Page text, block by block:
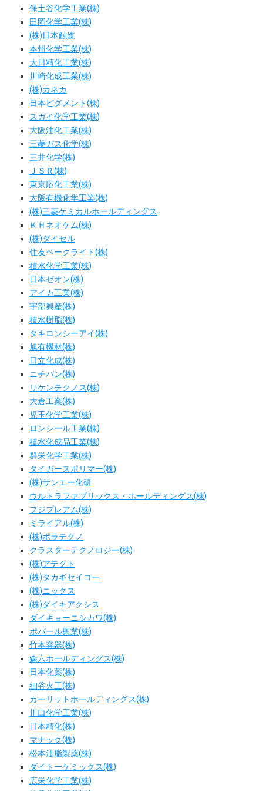
保土谷化学工業(株)
田岡化学工業(株)
(株)日本触媒
本州化学工業(株)
大日精化工業(株)
川崎化成工業(株)
(株)カネカ
日本ピグメント(株)
スガイ化学工業(株)
大阪油化工業(株)
三菱ガス化学(株)
三井化学(株)
ＪＳＲ(株)
東京応化工業(株)
大阪有機化学工業(株)
(株)三菱ケミカルホールディングス
ＫＨネオケム(株)
(株)ダイセル
住友ベークライト(株)
積水化学工業(株)
日本ゼオン(株)
アイカ工業(株)
宇部興産(株)
積水樹脂(株)
タキロンシーアイ(株)
旭有機材(株)
日立化成(株)
ニチバン(株)
リケンテクノス(株)
大倉工業(株)
児玉化学工業(株)
ロンシール工業(株)
積水化成品工業(株)
群栄化学工業(株)
タイガースポリマー(株)
(株)サンエー化研
ウルトラファブリックス・ホールディングス(株)
フジプレアム(株)
ミライアル(株)
(株)ポラテクノ
クラスターテクノロジー(株)
(株)アテクト
(株)タカギセイコー
(株)ニックス
(株)ダイキアクシス
ダイキョーニシカワ(株)
ポバール興業(株)
竹本容器(株)
森六ホールディングス(株)
日本化薬(株)
細谷火工(株)
カーリットホールディングス(株)
川口化学工業(株)
日本精化(株)
マナック(株)
松本油脂製薬(株)
ダイトーケミックス(株)
広栄化学工業(株)